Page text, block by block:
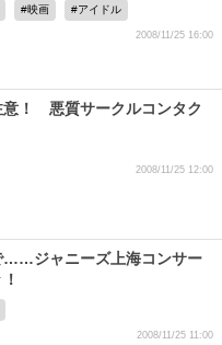
映画 アイドル
2008/11/25 16:00
意！ 悪質サークルコンタク
2008/11/25 12:00
……ジャニーズ上海コンサー
2008/11/25 11:00